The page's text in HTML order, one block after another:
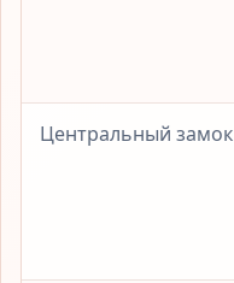
Центральный замок